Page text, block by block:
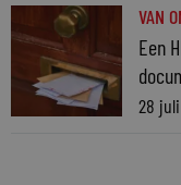
VAN
Een
28